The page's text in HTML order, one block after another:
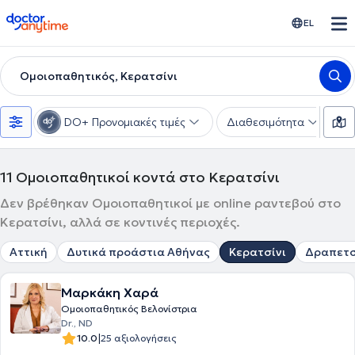
doctoranytime EL
Ομοιοπαθητικός, Κερατσίνι
DO+ Προνομιακές τιμές Διαθεσιμότητα
11 Ομοιοπαθητικοί κοντά στο Κερατσίνι
Δεν βρέθηκαν Ομοιοπαθητικοί με online ραντεβού στο
Κερατσίνι, αλλά σε κοντινές περιοχές.
Αττική Δυτικά προάστια Αθήνας Κερατσίνι
Μαρκάκη Χαρά
Ομοιοπαθητικός Βελονίστρια
Dr., ND
10.0|25 αξιολογήσεις